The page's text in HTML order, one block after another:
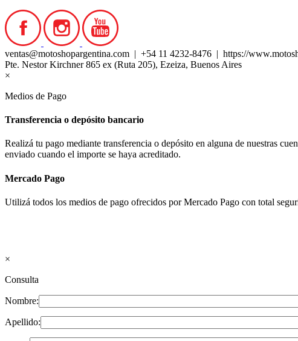
ventas@motoshopargentina.com | +54 11 4232-8476 | https://
Pte. Nestor Kirchner 865 ex (Ruta 205), Ezeiza, Buenos Aires
×
Medios de Pago
Transferencia o depósito bancario
Realizá tu pago mediante transferencia o depósito en alguna de nuestras
enviado cuando el importe se haya acreditado.
Mercado Pago
Utilizá todos los medios de pago ofrecidos por Mercado Pago con total
×
Consulta
Nombre:
Apellido: